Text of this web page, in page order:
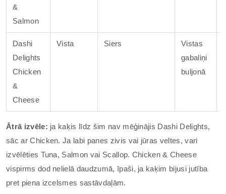
&
Salmon
Dashi
Delights
Chicken
&
Cheese
Vista Siers
Vistas
gabaliņi
buljonā
Ātrā izvēle: ja kaķis līdz šim nav mēģinājis Dashi Delights,
sāc ar Chicken. Ja labi panes zivis vai jūras veltes, vari
izvēlēties Tuna, Salmon vai Scallop. Chicken & Cheese
vispirms dod nelielā daudzumā, īpaši, ja kaķim bijusi jutība
pret piena izcelsmes sastāvdaļām.